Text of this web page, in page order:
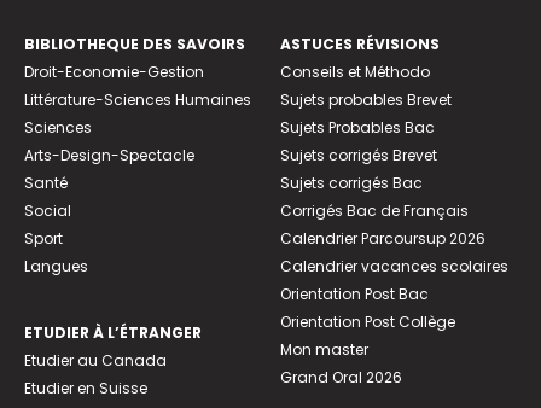
BIBLIOTHEQUE DES SAVOIRS
Droit-Economie-Gestion
Littérature-Sciences Humaines
Sciences
Arts-Design-Spectacle
Santé
Social
Sport
Langues
ETUDIER À L’ÉTRANGER
Etudier au Canada
Etudier en Suisse
ASTUCES RÉVISIONS
Conseils et Méthodo
Sujets probables Brevet
Sujets Probables Bac
Sujets corrigés Brevet
Sujets corrigés Bac
Corrigés Bac de Français
Calendrier Parcoursup 2026
Calendrier vacances scolaires
Orientation Post Bac
Orientation Post Collège
Mon master
Grand Oral 2026